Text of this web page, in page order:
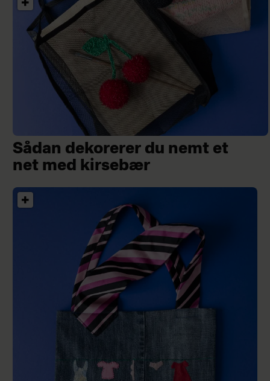
Sådan dekorerer du nemt et
net med kirsebær